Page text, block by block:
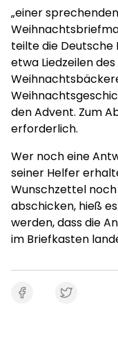
„einer
teilte die Deutsche
etwa Liedzeilen
den Advent. Zum
erforderlich.
Wer noch eine
seiner Helfer
Wunschzettel
abschicken, hieß
werden, dass die
im Briefkasten